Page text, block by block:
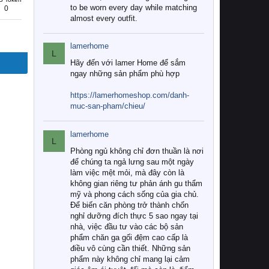
0
to be worn every day while matching
almost every outfit.
L
lamerhome
Hãy đến với lamer Home để sắm
ngay những sản phẩm phù hợp
https://lamerhomeshop.com/danh-
muc-san-pham/chieu/
L
lamerhome
Phòng ngủ không chỉ đơn thuần là nơi
để chúng ta ngả lưng sau một ngày
làm việc mệt mỏi, mà đây còn là
không gian riêng tư phản ánh gu thẩm
mỹ và phong cách sống của gia chủ.
Để biến căn phòng trở thành chốn
nghỉ dưỡng đích thực 5 sao ngay tại
nhà, việc đầu tư vào các bộ sản
phẩm chăn ga gối đệm cao cấp là
điều vô cùng cần thiết. Những sản
phẩm này không chỉ mang lại cảm